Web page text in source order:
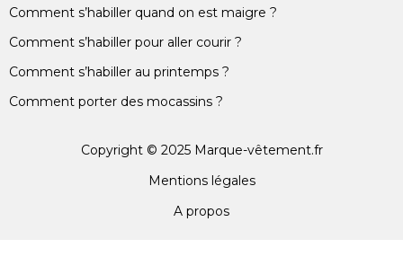
Comment s’habiller quand on est maigre ?
Comment s’habiller pour aller courir ?
Comment s’habiller au printemps ?
Comment porter des mocassins ?
Copyright © 2025 Marque-vêtement.fr
Mentions légales
A propos